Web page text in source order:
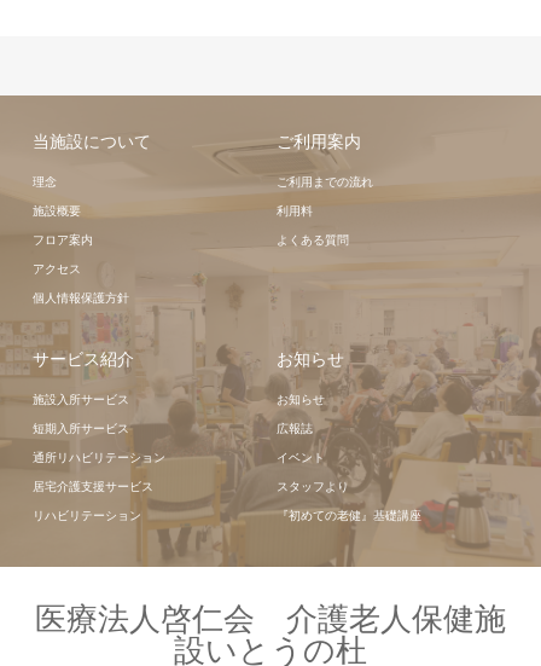
当施設について
理念
施設概要
フロア案内
アクセス
個人情報保護方針
ご利用案内
ご利用までの流れ
利用料
よくある質問
サービス紹介
施設入所サービス
短期入所サービス
通所リハビリテーション
居宅介護支援サービス
リハビリテーション
お知らせ
お知らせ
広報誌
イベント
スタッフより
『初めての老健』基礎講座
医療法人啓仁会 介護老人保健施
設いとうの杜